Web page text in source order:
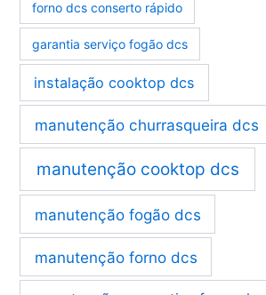
forno dcs conserto rápido
garantia serviço fogão dcs
instalação cooktop dcs
manutenção churrasqueira dcs
manutenção cooktop dcs
manutenção fogão dcs
manutenção forno dcs